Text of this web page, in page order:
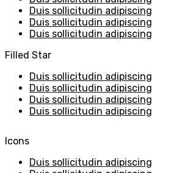
Duis sollicitudin adipiscing
Duis sollicitudin adipiscing
Duis sollicitudin adipiscing
Filled Star
Duis sollicitudin adipiscing
Duis sollicitudin adipiscing
Duis sollicitudin adipiscing
Duis sollicitudin adipiscing
Icons
Duis sollicitudin adipiscing